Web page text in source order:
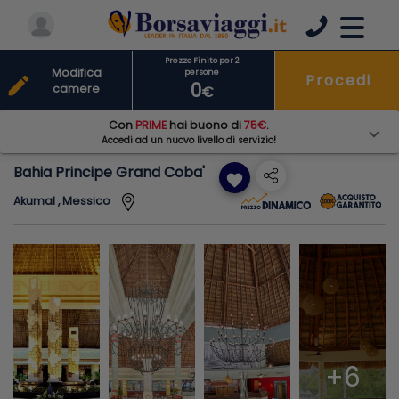
Bahia Principe Grand Coba' favorite
Akumal , Messico
+6
Prezzo Finito per 2
persone
0€
Procedi
edit
Modifica
camere
Con PRIME hai buono di75€.
Accedi ad un nuovo livello di servizio!